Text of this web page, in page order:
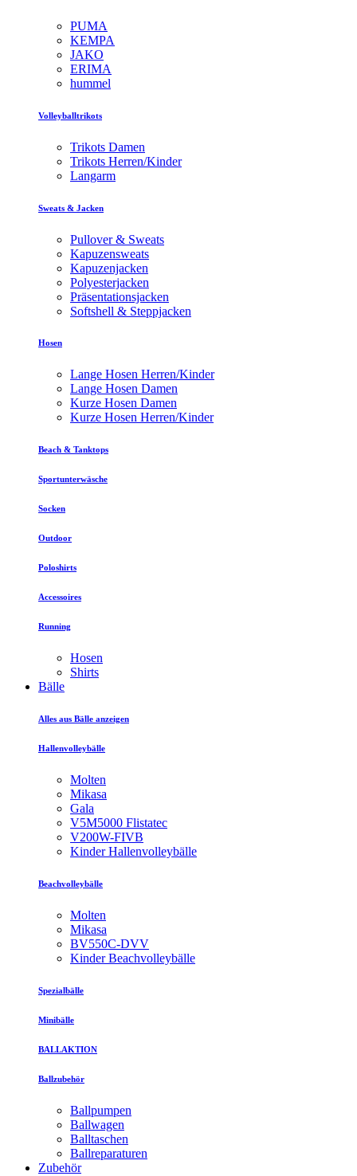
PUMA
KEMPA
JAKO
ERIMA
hummel
Volleyballtrikots
Trikots Damen
Trikots Herren/Kinder
Langarm
Sweats & Jacken
Pullover & Sweats
Kapuzensweats
Kapuzenjacken
Polyesterjacken
Präsentationsjacken
Softshell & Steppjacken
Hosen
Lange Hosen Herren/Kinder
Lange Hosen Damen
Kurze Hosen Damen
Kurze Hosen Herren/Kinder
Beach & Tanktops
Sportunterwäsche
Socken
Outdoor
Poloshirts
Accessoires
Running
Hosen
Shirts
Bälle
Alles aus Bälle anzeigen
Hallenvolleybälle
Molten
Mikasa
Gala
V5M5000 Flistatec
V200W-FIVB
Kinder Hallenvolleybälle
Beachvolleybälle
Molten
Mikasa
BV550C-DVV
Kinder Beachvolleybälle
Spezialbälle
Minibälle
BALLAKTION
Ballzubehör
Ballpumpen
Ballwagen
Balltaschen
Ballreparaturen
Zubehör